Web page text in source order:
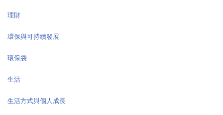
理財
環保與可持續發展
環保袋
生活
生活方式與個人成長